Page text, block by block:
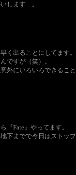
します…。
く出ることにしてます。
ですが（笑）。
外にいろいろできるこ
『Fate』やってます。
下までで今日はストップ